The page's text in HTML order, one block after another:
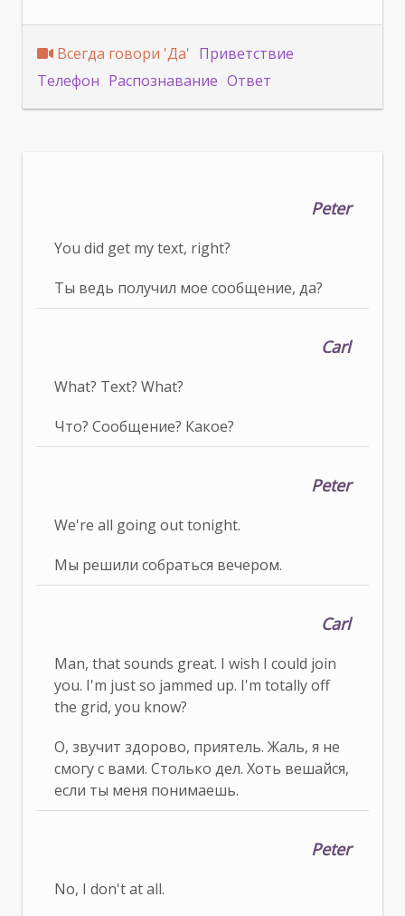
Всегда говори 'Да' Приветствие
Телефон Распознавание Ответ
Peter
You did get my text, right?
Ты ведь получил мое сообщение, да?
Carl
What? Text? What?
Что? Сообщение? Какое?
Peter
We're all going out tonight.
Мы решили собраться вечером.
Carl
Man, that sounds great. I wish I could join
you. I'm just so jammed up. I'm totally off
the grid, you know?
О, звучит здорово, приятель. Жаль, я не
смогу с вами. Столько дел. Хоть вешайся,
если ты меня понимаешь.
Peter
No, I don't at all.